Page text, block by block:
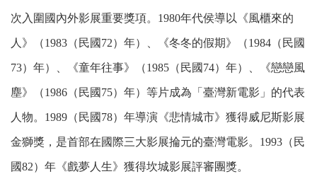
次入圍國內外影展重要獎項。1980年代侯導以《風櫃來的
人》（1983（民國72）年）、《冬冬的假期》（1984（民國
73）年）、《童年往事》（1985（民國74）年）、《戀戀風
塵》（1986（民國75）年）等片成為「臺灣新電影」的代表
人物。1989（民國78）年導演《悲情城市》獲得威尼斯影展
金獅獎，是首部在國際三大影展掄元的臺灣電影。1993（民
國82）年《戲夢人生》獲得坎城影展評審團獎。